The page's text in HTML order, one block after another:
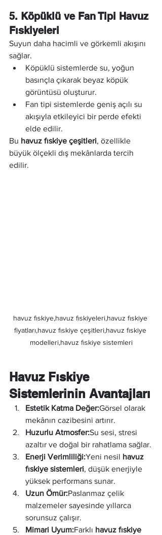
5. Köpüklü ve Fan Tipi Havuz
Fıskiyeleri
Suyun daha hacimli ve görkemli akışını
sağlar.
Köpüklü sistemlerde su, yoğun
basınçla çıkarak beyaz köpük
görüntüsü oluşturur.
Fan tipi sistemlerde geniş açılı su
akışıyla etkileyici bir perde efekti
elde edilir.
Bu havuz fıskiye çeşitleri, özellikle
büyük ölçekli dış mekânlarda tercih
edilir.
havuz fıskiye,havuz fıskiyeleri,havuz fıskiye
fiyatları,havuz fıskiye çeşitleri,havuz fıskiye
modelleri,havuz fıskiye sistemleri
Havuz Fıskiye
Sistemlerinin Avantajları
Estetik Katma Değer:Görsel olarak
mekânın cazibesini artırır.
Huzurlu Atmosfer:Su sesi, stresi
azaltır ve doğal bir rahatlama sağlar.
Enerji Verimliliği:Yeni nesil havuz
fıskiye sistemleri, düşük enerjiyle
yüksek performans sunar.
Uzun Ömür:Paslanmaz çelik
malzemeler sayesinde yıllarca
sorunsuz çalışır.
Mimari Uyum:Farklı havuz fıskiye